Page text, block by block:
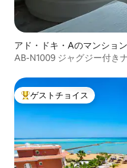
アド・ドキ・Aのマンショ
AB-N1009 ジャグジー付き
大好評のゲストチョイスです
ゲストチョイス